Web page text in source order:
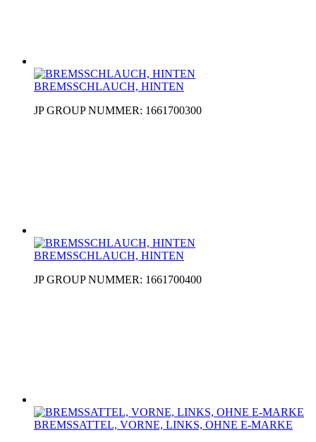
BREMSSCHLAUCH, HINTEN
JP GROUP NUMMER: 1661700300
BREMSSCHLAUCH, HINTEN
JP GROUP NUMMER: 1661700400
BREMSSATTEL, VORNE, LINKS, OHNE E-MARKE